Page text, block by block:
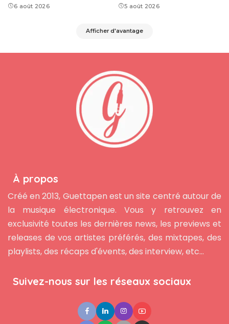
6 août 2026 5 août 2026
Afficher d'avantage
À propos
Créé en 2013, Guettapen est un site centré autour de
la musique électronique. Vous y retrouvez en
exclusivité toutes les dernières news, les previews et
releases de vos artistes préférés, des mixtapes, des
playlists, des récaps d'évents, des interview, etc...
Suivez-nous sur les réseaux sociaux